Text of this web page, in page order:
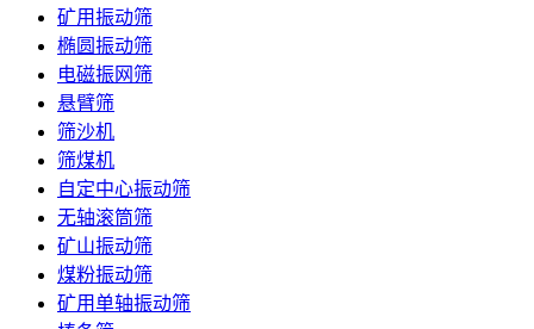
矿用振动筛
椭圆振动筛
电磁振网筛
悬臂筛
筛沙机
筛煤机
自定中心振动筛
无轴滚筒筛
矿山振动筛
煤粉振动筛
矿用单轴振动筛